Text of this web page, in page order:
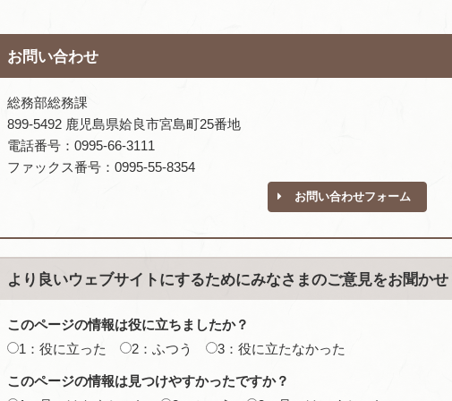
お問い合わせ
総務部総務課
899-5492 鹿児島県姶良市宮島町25番地
電話番号：0995-66-3111
ファックス番号：0995-55-8354
お問い合わせフォーム
より良いウェブサイトにするためにみなさまのご意見をお聞か
このページの情報は役に立ちましたか？
1：役に立った
2：ふつう 3：役に立たなかった
このページの情報は見つけやすかったですか？